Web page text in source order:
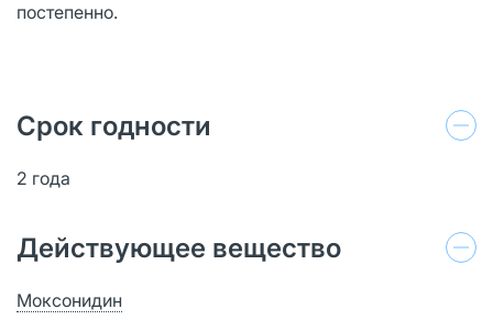
постепенно.
Срок годности
2 года
Действующее вещество
Моксонидин